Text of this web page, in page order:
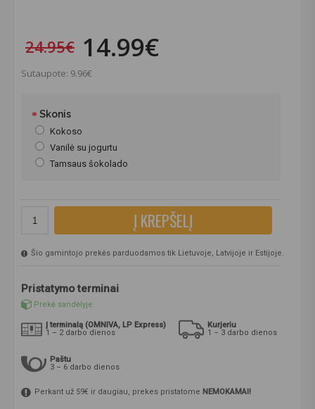
24.95€ 14.99€
Sutaupote: 9.96€
Skonis
Kokoso
Vanilė su jogurtu
Tamsaus šokolado
Į KREPŠELĮ
Šio gamintojo prekės parduodamos tik Lietuvoje, Latvijoje ir Estijoje.
Pristatymo terminai
Prekė sandėlyje
Į terminalą (OMNIVA, LP Express)
1 – 2 darbo dienos
Kurjeriu
1 – 3 darbo dienos
Paštu
3 – 6 darbo dienos
Perkant už 59€ ir daugiau, prekes pristatome NEMOKAMAI!